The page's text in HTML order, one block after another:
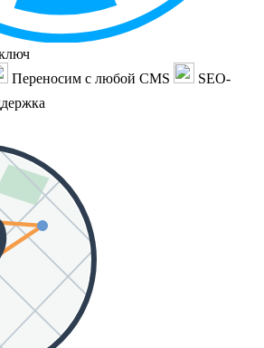
Переносим с любой CMS
SEO-